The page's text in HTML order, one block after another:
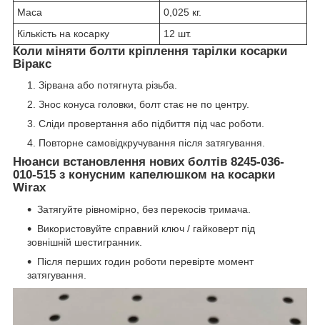
Маса
0,025 кг.
Кількість на косарку
12 шт.
Коли міняти болти кріплення тарілки косарки
Віракс
Зірвана або потягнута різьба.
Знос конуса головки, болт стає не по центру.
Сліди провертання або підбиття під час роботи.
Повторне самовідкручування після затягування.
Нюанси встановлення нових болтів 8245-036-
010-515 з конусним капелюшком на косарки
Wirax
Затягуйте рівномірно, без перекосів тримача.
Використовуйте справний ключ / гайковерт під
зовнішній шестигранник.
Після перших годин роботи перевірте момент
затягування.